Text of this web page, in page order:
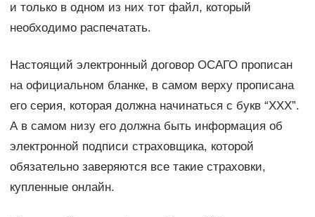
и только в одном из них тот файл, который
необходимо распечатать.
Настоящий электронный договор ОСАГО прописан
на официальном бланке, в самом верху прописана
его серия, которая должна начинаться с букв “XXX”.
А в самом низу его должна быть информация об
электронной подписи страховщика, которой
обязательно заверяются все такие страховки,
купленные онлайн.